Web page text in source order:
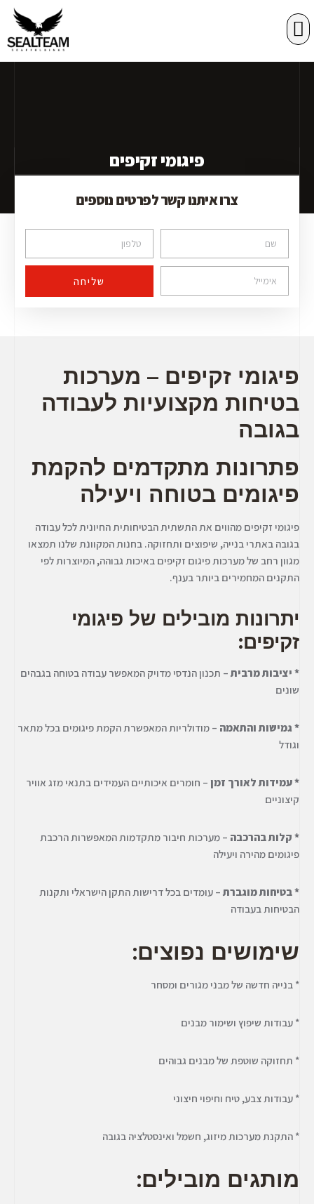
פיגומי זקיפים
צרו איתנו קשר לפרטים נוספים
שליחה
פיגומי זקיפים – מערכות
בטיחות מקצועיות לעבודה
בגובה
פתרונות מתקדמים להקמת
פיגומים בטוחה ויעילה
פיגומי זקיפים מהווים את התשתית הבטיחותית החיונית לכל עבודה
בגובה באתרי בנייה, שיפוצים ותחזוקה. בחנות המקוונת שלנו תמצאו
מגוון רחב של מערכות פיגום זקיפים באיכות גבוהה, המיוצרות לפי
התקנים המחמירים ביותר בענף.
יתרונות מובילים של פיגומי
זקיפים:
* יציבות מרבית – תכנון הנדסי מדויק המאפשר עבודה בטוחה בגבהים
שונים
* גמישות והתאמה – מודולריות המאפשרת הקמת פיגומים בכל מתאר
וגודל
* עמידות לאורך זמן – חומרים איכותיים העמידים בתנאי מזג אוויר
קיצוניים
* קלות בהרכבה – מערכות חיבור מתקדמות המאפשרות הרכבת
פיגומים מהירה ויעילה
* בטיחות מוגברת – עומדים בכל דרישות התקן הישראלי ותקנות
הבטיחות בעבודה
שימושים נפוצים:
* בנייה חדשה של מבני מגורים ומסחר
* עבודות שיפוץ ושימור מבנים
* תחזוקה שוטפת של מבנים גבוהים
* עבודות צבע, טיח וחיפוי חיצוני
* התקנת מערכות מיזוג, חשמל ואינסטלציה בגובה
מותגים מובילים: